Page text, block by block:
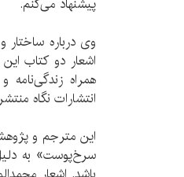
پیشنهاد می‌کنم.
وی درباره
اشعار دو کتاب
همراه
انتشارات نگاه
این مترجم و
سرخ‌پوست» به